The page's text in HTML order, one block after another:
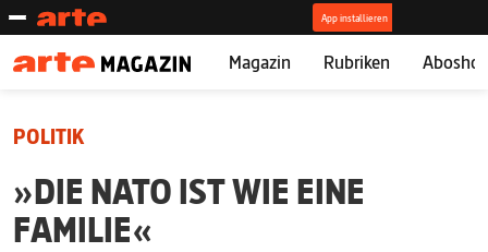
Magazin Rubriken
POLITIK
»DIE NATO IST WIE EINE
FAMILIE«